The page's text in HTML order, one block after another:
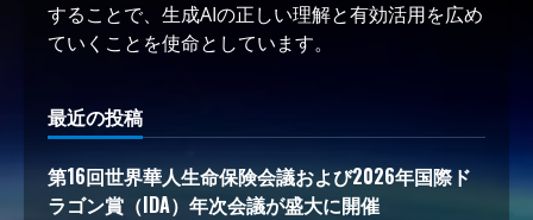
することで、生成AIの正しい理解と有効活用を広め
ていくことを使命としています。
最近の投稿
第16回世界華人生命保険会議および2026年国際ド
ラゴン賞（IDA）年次会議が盛大に開催